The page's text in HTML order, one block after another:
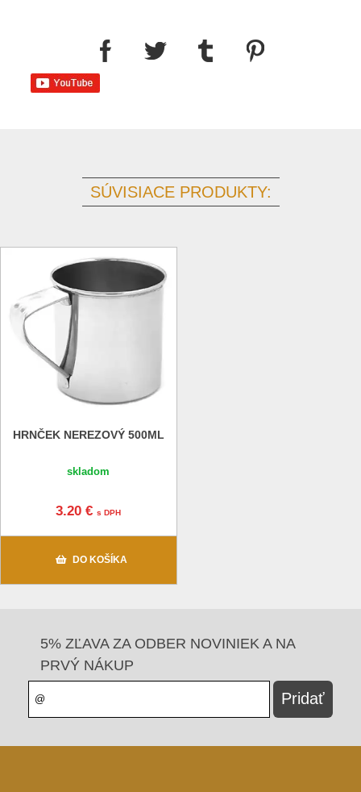
SÚVISIACE PRODUKTY:
HRNČEK NEREZOVÝ 500ML
skladom
3.20 €s DPH
DO KOŠÍKA
5% ZĽAVA ZA ODBER NOVINIEK A NA
PRVÝ NÁKUP